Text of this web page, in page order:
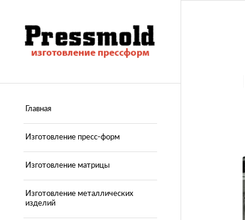
Главная
Изготовление пресс-форм
Изготовление матрицы
Изготовление металлических
изделий